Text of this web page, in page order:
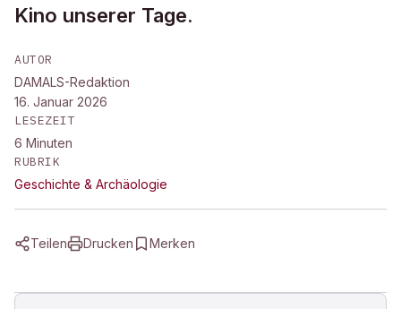
Kino unserer Tage.
AUTOR
DAMALS-Redaktion
16. Januar 2026
LESEZEIT
6 Minuten
RUBRIK
Geschichte & Archäologie
Teilen Drucken Merken